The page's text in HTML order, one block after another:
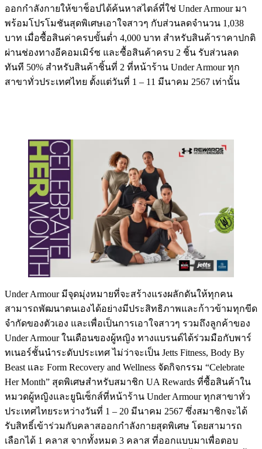
ออกกำลังกายให้ขาช็อปได้ค้นหาสไตล์ที่ใช่ Under Armour มา
พร้อมโปรโมชันสุดพิเศษเอาใจสาวๆ กับส่วนลดจำนวน 1,038
บาท เมื่อซื้อสินค่าครบขั้นต่ำ 4,000 บาท สำหรับสินค้าราคาปกติ
ผ่านช่องทางอีคอมเมิร์ซ และซื้อสินค้าครบ 2 ชิ้น รับส่วนลด
ทันที 50% สำหรับสินค้าชิ้นที่ 2 ที่หน้าร้าน Under Armour ทุก
สาขาทั่วประเทศไทย ตั้งแต่วันที่ 1 – 11 มีนาคม 2567 เท่านั้น
Under Armour มีจุดมุ่งหมายที่จะสร้างแรงผลักดันให้ทุกคน
สามารถพัฒนาตนเองได้อย่างมีประสิทธิภาพและก้าวข้ามทุกขีด
จำกัดของตัวเอง และเพื่อเป็นการเอาใจสาวๆ รวมถึงลูกค้าของ
Under Armour ในเดือนของผู้หญิง ทางแบรนด์ได้ร่วมมือกับพาร์
ทเนอร์ชั้นนำระดับประเทศ ไม่ว่าจะเป็น Jetts Fitness, Body By
Beast และ Form Recovery and Wellness จัดกิจกรรม “Celebrate
Her Month” สุดพิเศษสำหรับสมาชิก UA Rewards ที่ซื้อสินค้าใน
หมวดผู้หญิงและยูนิเซ็กส์ที่หน้าร้าน Under Armour ทุกสาขาทั่ว
ประเทศไทยระหว่างวันที่ 1 – 20 มีนาคม 2567 ซึ่งสมาชิกจะได้
รับสิทธิ์เข้าร่วมกับคลาสออกกำลังกายสุดพิเศษ โดยสามารถ
เลือกได้ 1 คลาส จากทั้งหมด 3 คลาส ที่ออกแบบมาเพื่อตอบ